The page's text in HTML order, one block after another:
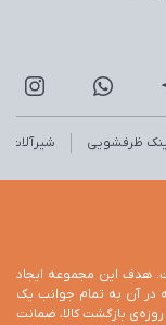
ظرفشویی شیرآلات
هدف این مجموعه ایجاد
در آن به تمام جوانب یک
خرید مطمئن توجه شده باشد. در همین راستا ضمانت 7 روزه‌ی بازگشت کالا، ضمانت